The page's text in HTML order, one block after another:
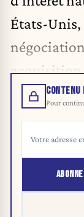
États-Unis,
Pour